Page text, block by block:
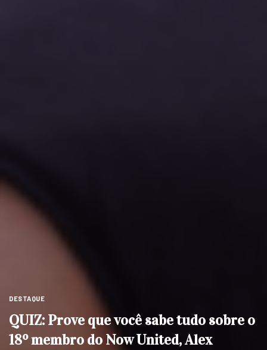
DESTAQUE
QUIZ: Prove que você sabe tudo sobre o
18º membro do Now United, Alex